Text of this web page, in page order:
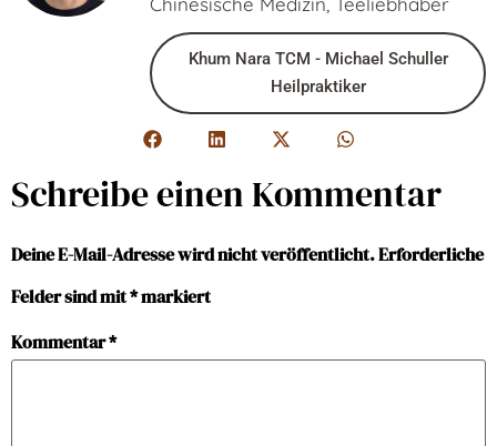
Khum Nara TCM - Michael Schuller
Heilpraktiker
Schreibe einen Kommentar
Deine E-Mail-Adresse wird nicht veröffentlicht.Erforderliche
Felder sind mit*markiert
Kommentar*